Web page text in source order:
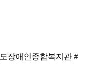
장애인종합복지관 #